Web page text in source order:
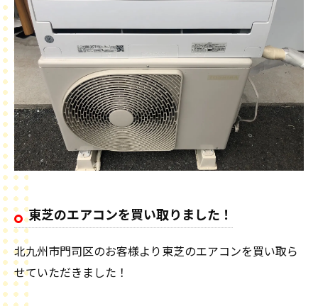
東芝のエアコンを買い取りました！
北九州市門司区のお客様より東芝のエアコンを買い取ら
せていただきました！